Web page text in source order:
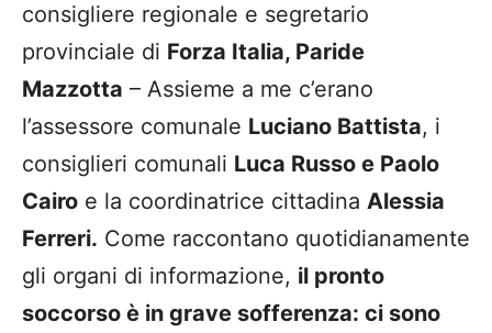
consigliere regionale e segretario
provinciale di Forza Italia, Paride
Mazzotta – Assieme a me c’erano
l’assessore comunale Luciano Battista, i
consiglieri comunali Luca Russo e Paolo
Cairo e la coordinatrice cittadina Alessia
Ferreri. Come raccontano quotidianamente
gli organi di informazione, il pronto
soccorso è in grave sofferenza: ci sono